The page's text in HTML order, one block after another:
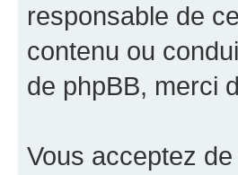
responsable de
contenu ou
de phpBB, merci
Vous acceptez